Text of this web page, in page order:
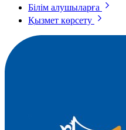
Білім алушыларға
Қызмет көрсету